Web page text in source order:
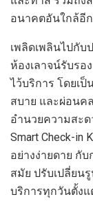
อนาคตอันใกล้อี
เพลิดเพลินไปกั
ห้องเลาจน์รับรอ
ไว้บริการ โดยเ
สบาย และผ่อนค
อำนวยความสะ
Smart Check-in
อย่างง่ายดาย กับ
สมัย ปรับเปลี่ยน
บริการทุกวันตั้งแ